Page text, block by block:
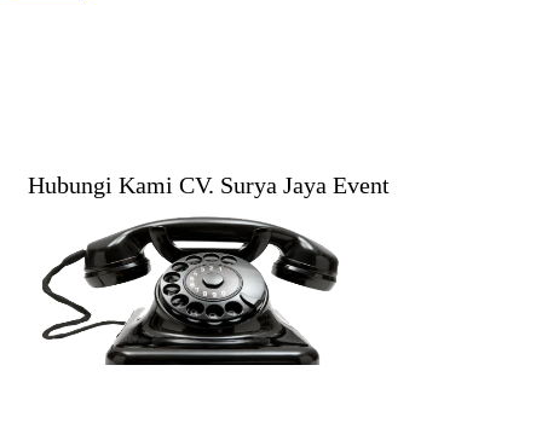
Hubungi Kami CV. Surya Jaya Event